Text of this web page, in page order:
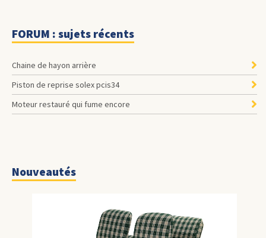
FORUM : sujets récents
Chaine de hayon arrière
Piston de reprise solex pcis34
Moteur restauré qui fume encore
Nouveautés